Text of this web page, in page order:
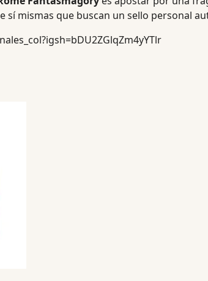
mismas que buscan un sello personal